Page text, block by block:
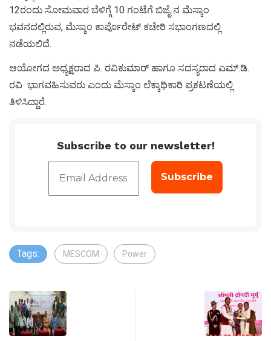
12ರಂದು ಸೋಮವಾರ ಬೆಳಿಗ್ಗೆ 10 ಗಂಟೆಗೆ ಬಿಜೈ ನ ಮೆಸ್ಕಾಂ
ಭವನದಲ್ಲಿರುವ, ಮೆಸ್ಕಾಂ ಕಾರ್ಪೊರೇಟ್ ಕಚೇರಿ ಸಭಾಂಗಣದಲ್ಲಿ
ನಡೆಯಲಿದೆ.
ಆಯೋಗದ ಅಧ್ಯಕ್ಷರಾದ ಪಿ. ರವಿಕುಮಾರ್ ಹಾಗೂ ಸದಸ್ಯರಾದ ಎಮ್.ಡಿ.
ರವಿ ಭಾಗವಹಿಸುವರು ಎಂದು ಮೆಸ್ಕಾಂ ಲೆಕ್ಕಾಧಿಕಾರಿ ಪ್ರಕಟಣೆಯಲ್ಲಿ
ತಿಳಿಸಿದ್ದಾರೆ.
Subscribe to our newsletter!
Tags: MESCOM Power